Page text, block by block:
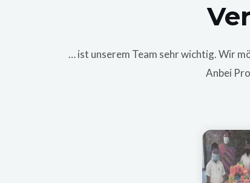
… ist unserem Team sehr wichtig. Wir
Anbei